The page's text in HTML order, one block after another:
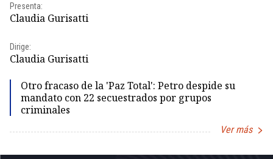
Presenta:
Claudia Gurisatti
Dirige:
Claudia Gurisatti
Otro fracaso de la 'Paz Total': Petro despide su
mandato con 22 secuestrados por grupos
criminales
Ver más
1